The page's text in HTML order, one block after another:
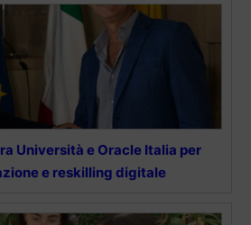
Università e Oracle Italia per
e reskilling digitale